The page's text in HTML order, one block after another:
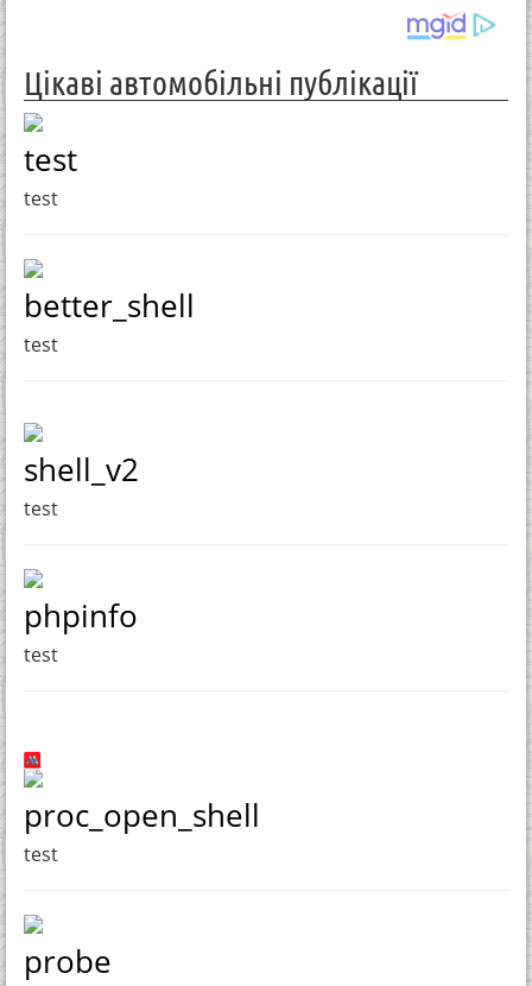
Цікаві автомобільні публікації
test
test
better_shell
test
shell_v2
test
phpinfo
test
proc_open_shell
test
probe